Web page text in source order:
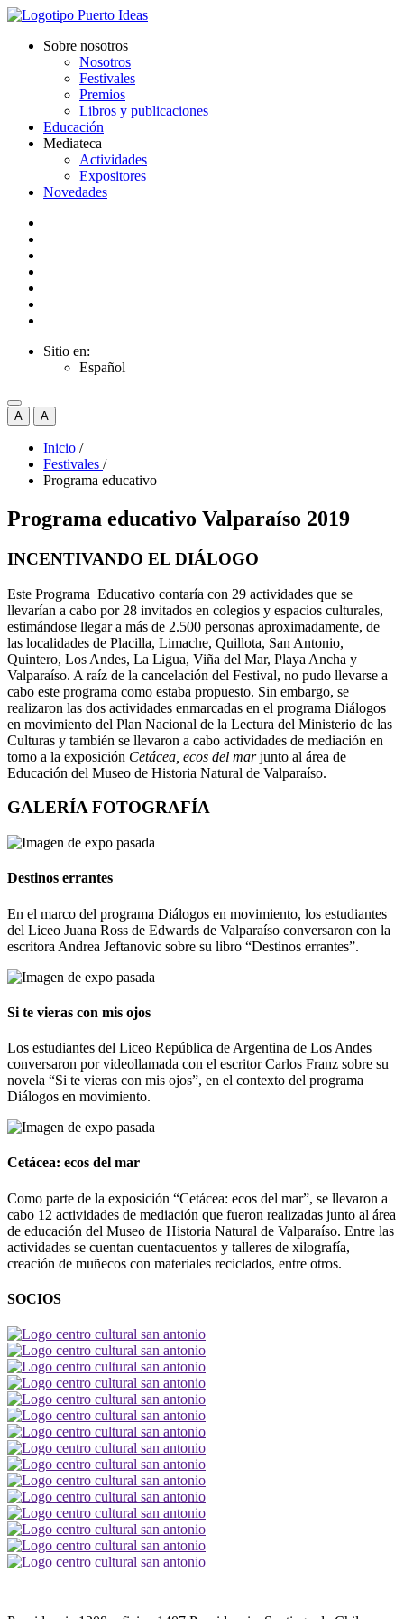
Sobre nosotros
Nosotros
Festivales
Premios
Libros y publicaciones
Educación
Mediateca
Actividades
Expositores
Novedades
Sitio en:
Español
A A
Inicio /
Festivales /
Programa educativo
Programa educativo Valparaíso 2019
INCENTIVANDO EL DIÁLOGO
Este Programa Educativo contaría con 29 actividades que se
llevarían a cabo por 28 invitados en colegios y espacios culturales,
estimándose llegar a más de 2.500 personas aproximadamente, de
las localidades de Placilla, Limache, Quillota, San Antonio,
Quintero, Los Andes, La Ligua, Viña del Mar, Playa Ancha y
Valparaíso. A raíz de la cancelación del Festival, no pudo llevarse a
cabo este programa como estaba propuesto. Sin embargo, se
realizaron las dos actividades enmarcadas en el programa Diálogos
en movimiento del Plan Nacional de la Lectura del Ministerio de las
Culturas y también se llevaron a cabo actividades de mediación en
torno a la exposición Cetácea, ecos del marjunto al área de
Educación del Museo de Historia Natural de Valparaíso.
GALERÍA FOTOGRAFÍA
Destinos errantes
En el marco del programa Diálogos en movimiento, los estudiantes
del Liceo Juana Ross de Edwards de Valparaíso conversaron con la
escritora Andrea Jeftanovic sobre su libro “Destinos errantes”.
Si te vieras con mis ojos
Los estudiantes del Liceo República de Argentina de Los Andes
conversaron por videollamada con el escritor Carlos Franz sobre su
novela “Si te vieras con mis ojos”, en el contexto del programa
Diálogos en movimiento.
Cetácea: ecos del mar
Como parte de la exposición “Cetácea: ecos del mar”, se llevaron a
cabo 12 actividades de mediación que fueron realizadas junto al área
de educación del Museo de Historia Natural de Valparaíso. Entre las
actividades se cuentan cuentacuentos y talleres de xilografía,
creación de muñecos con materiales reciclados, entre otros.
SOCIOS